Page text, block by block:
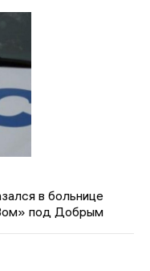
в больнице
под Добрым